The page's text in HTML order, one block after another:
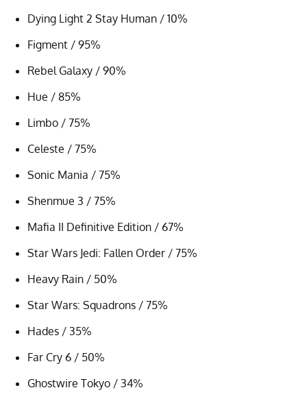
Dying Light 2 Stay Human / 10%
Figment / 95%
Rebel Galaxy / 90%
Hue / 85%
Limbo / 75%
Celeste / 75%
Sonic Mania / 75%
Shenmue 3 / 75%
Mafia II Definitive Edition / 67%
Star Wars Jedi: Fallen Order / 75%
Heavy Rain / 50%
Star Wars: Squadrons / 75%
Hades / 35%
Far Cry 6 / 50%
Ghostwire Tokyo / 34%